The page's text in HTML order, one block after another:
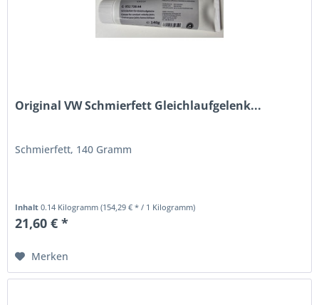
Original VW Schmierfett Gleichlaufgelenk...
Schmierfett, 140 Gramm
Inhalt0.14 Kilogramm(154,29 € * / 1 Kilogramm)
21,60 € *
Merken